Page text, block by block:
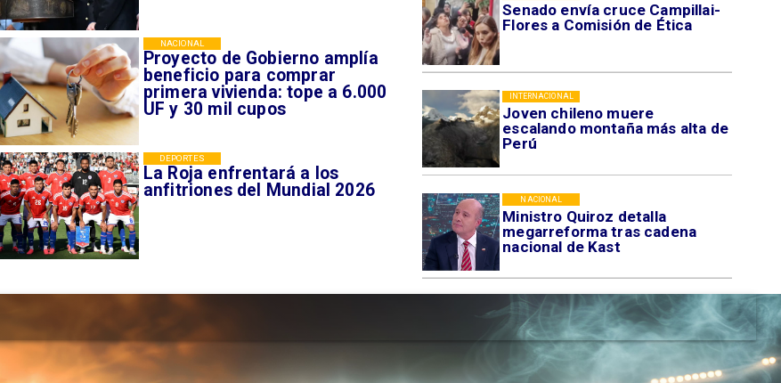
Senado envía cruce Campillai-
Flores a Comisión de Ética
Joven chileno muere
escalando montaña más alta de
Perú
INTERNACIONAL
Ministro Quiroz detalla
megarreforma tras cadena
nacional de Kast
NACIONAL
Proyecto de Gobierno amplía
beneficio para comprar
primera vivienda: tope a 6.000
UF y 30 mil cupos
NACIONAL
La Roja enfrentará a los
anfitriones del Mundial 2026
DEPORTES